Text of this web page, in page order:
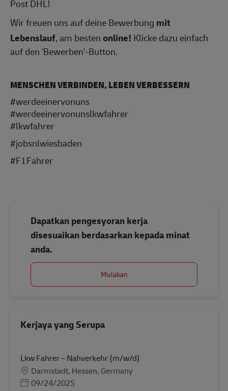
Post DHL!
Wir freuen uns auf deine Bewerbung mit
Lebenslauf, am bestenonline! Klicke dazu einfach
auf den 'Bewerben'-Button.
MENSCHEN VERBINDEN, LEBEN VERBESSERN
#werdeeinervonuns
#werdeeinervonunslkwfahrer
#lkwfahrer
#jobsnlwiesbaden
#F1Fahrer
Dapatkan pengesyoran kerja
disesuaikan berdasarkan kepada minat
anda.
Mulakan
Kerjaya yang Serupa
Lkw Fahrer – Nahverkehr (m/w/d)
LokasiDarmstadt, Hessen, Germany
Posted Date
09/24/2025